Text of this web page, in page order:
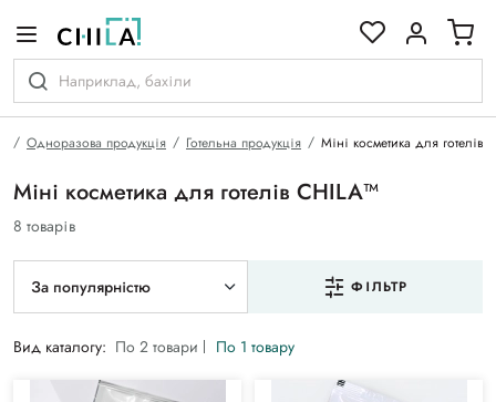
Одноразова продукція Готельна продукція Міні косметика для готелів
Міні косметика для готелів CHILA™
8 товарів
За популярністю ФІЛЬТР
Вид каталогу: По 2 товари По 1 товару
гамі